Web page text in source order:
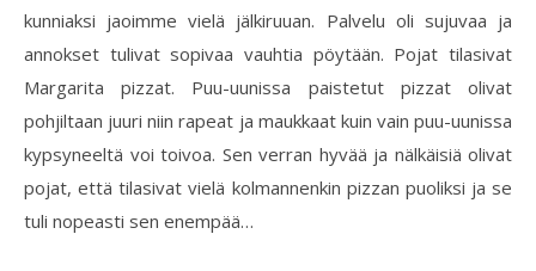
kunniaksi jaoimme vielä jälkiruuan. Palvelu oli sujuvaa ja
annokset tulivat sopivaa vauhtia pöytään. Pojat tilasivat
Margarita pizzat. Puu-uunissa paistetut pizzat olivat
pohjiltaan juuri niin rapeat ja maukkaat kuin vain puu-uunissa
kypsyneeltä voi toivoa. Sen verran hyvää ja nälkäisiä olivat
pojat, että tilasivat vielä kolmannenkin pizzan puoliksi ja se
tuli nopeasti sen enempää…